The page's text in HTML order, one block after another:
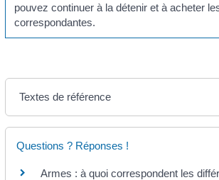
pouvez continuer à la détenir et à acheter
correspondantes.
Textes de référence
Questions ? Réponses !
Armes : à quoi correspondent les